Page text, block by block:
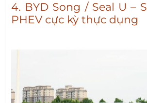
4. BYD Song / Seal U –
PHEV cực kỳ thực dụng